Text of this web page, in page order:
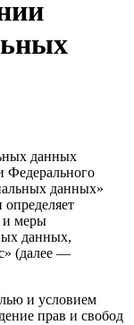
данных
Федерального
данных»
и меры
данных,
(далее —
и условием
прав и свобод